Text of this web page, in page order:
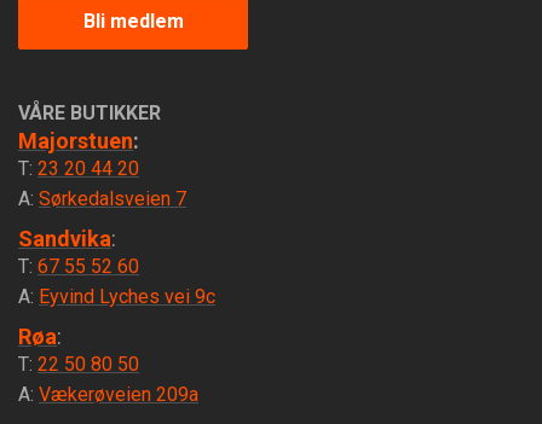
Bli medlem
VÅRE BUTIKKER
Majorstuen:
T: 23 20 44 20
A: Sørkedalsveien 7
Sandvika:
T: 67 55 52 60
A: Eyvind Lyches vei 9c
Røa:
T: 22 50 80 50
A: Vækerøveien 209a